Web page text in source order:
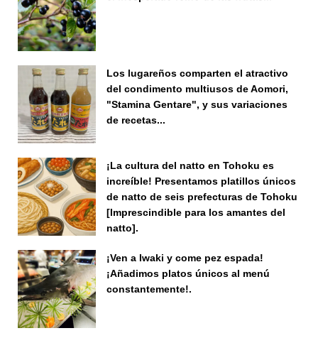
Los lugareños comparten el atractivo
del condimento multiusos de Aomori,
"Stamina Gentare", y sus variaciones
de recetas...
¡La cultura del natto en Tohoku es
increíble! Presentamos platillos únicos
de natto de seis prefecturas de Tohoku
[Imprescindible para los amantes del
natto].
¡Ven a Iwaki y come pez espada!
¡Añadimos platos únicos al menú
constantemente!.